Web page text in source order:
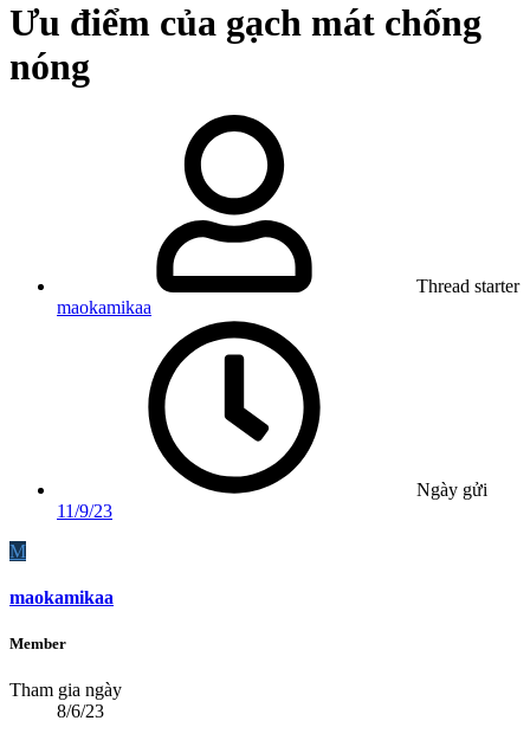
Ưu điểm của gạch mát chống
nóng
Thread starter
maokamikaa
Ngày gửi
11/9/23
M
maokamikaa
Member
Tham gia ngày
8/6/23